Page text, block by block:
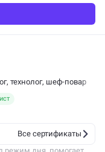
технолог, шеф-повар
Все сертификаты